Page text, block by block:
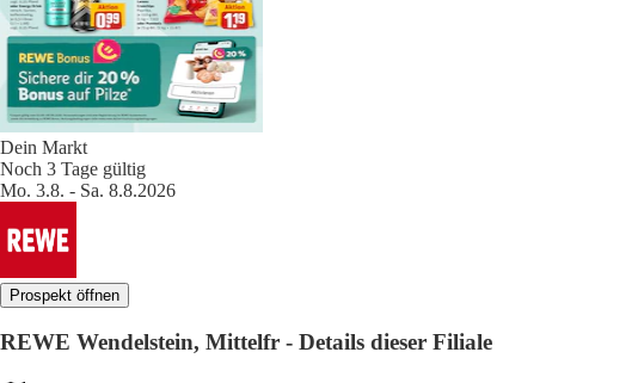
Dein Markt
Noch 3 Tage gültig
Mo. 3.8. - Sa. 8.8.2026
Prospekt öffnen
REWE Wendelstein, Mittelfr - Details dieser Filiale